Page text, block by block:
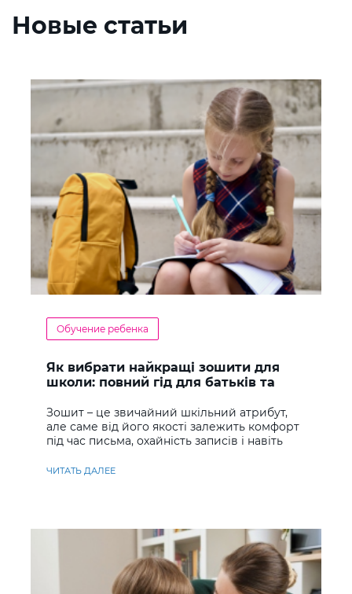
Новые статьи
Обучение ребенка
Як вибрати найкращі зошити для
школи: повний гід для батьків та
Зошит – це звичайний шкільний атрибут,
але саме від його якості залежить комфорт
під час письма, охайність записів і навіть
ЧИТАТЬ ДАЛЕЕ